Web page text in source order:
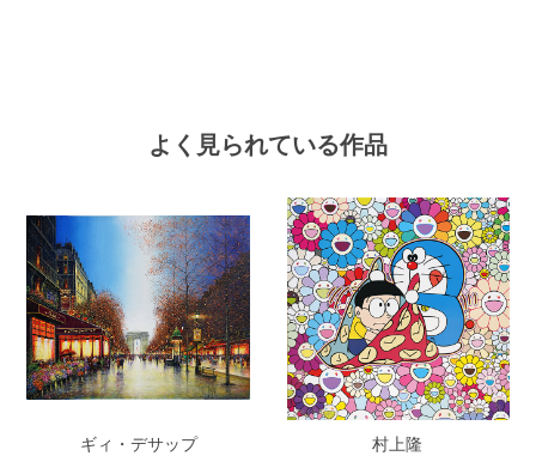
よく見られている作品
ギィ・デサップ 村上隆